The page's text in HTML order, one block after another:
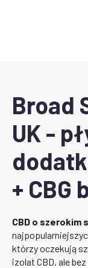
Broad
UK -
+ CBG
CBD o szerokim
którzy oczekują
izolat CBD, ale